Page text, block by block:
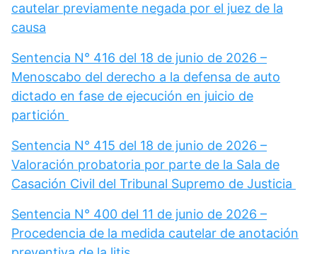
cautelar previamente negada por el juez de la
causa
Sentencia N° 416 del 18 de junio de 2026 –
Menoscabo del derecho a la defensa de auto
dictado en fase de ejecución en juicio de
partición
Sentencia N° 415 del 18 de junio de 2026 –
Valoración probatoria por parte de la Sala de
Casación Civil del Tribunal Supremo de Justicia
Sentencia N° 400 del 11 de junio de 2026 –
Procedencia de la medida cautelar de anotación